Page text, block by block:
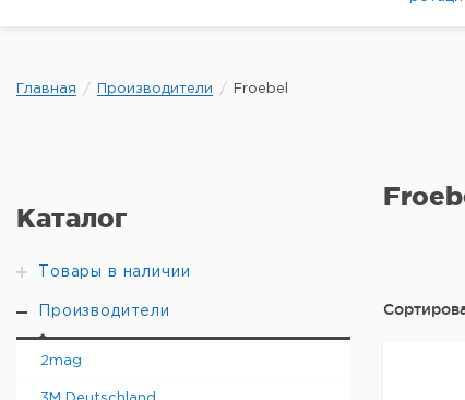
Главная Производители Froebel
Каталог
Товары в наличии
Производители
2mag